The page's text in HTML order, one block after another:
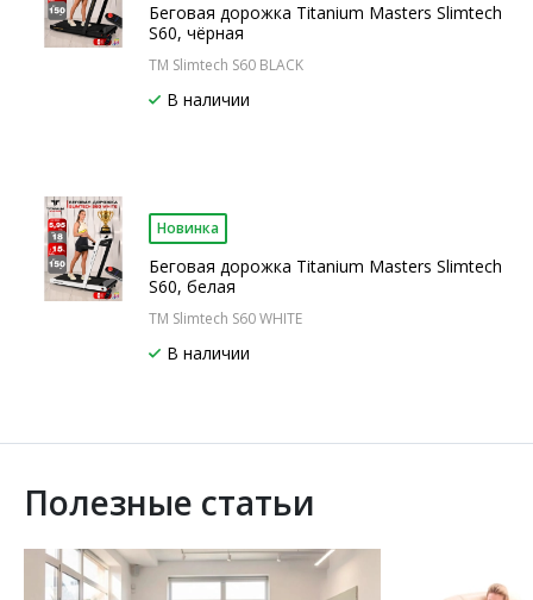
Беговая дорожка Titanium Masters Slimtech
S60, чёрная
TM Slimtech S60 BLACK
В наличии
Новинка
Беговая дорожка Titanium Masters Slimtech
S60, белая
TM Slimtech S60 WHITE
В наличии
Полезные статьи